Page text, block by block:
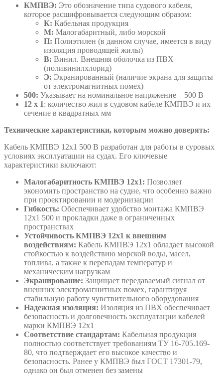
КМПВЭ: Это обозначение типа судового кабеля,
которое расшифровывается следующим образом:
К: Кабельная продукция
М: Малогабаритный, либо морской
П: Полиэтилен (в данном случае, имеется в виду
изоляция проводящей жилы)
В: Винил. Внешняя оболочка из ПВХ
(поливинилхлорид)
Э: Экранированный (наличие экрана для защиты
от электромагнитных помех)
500: Указывает на номинальное напряжение – 500 В
12 х 1: количество жил в судовом кабеле КМПВЭ и их
сечение в квадратных мм
Технические характеристики, которым можно доверять:
Кабель КМПВЭ 12х1 500 В разработан для работы в суровых
условиях эксплуатации на судах. Его ключевые
характеристики включают:
Малогабаритность КМПВЭ 12х1: Позволяет
экономить пространство на судне, что особенно важно
при проектировании и модернизации
Гибкость: Обеспечивает удобство монтажа КМПВЭ
12х1 500 и прокладки даже в ограниченных
пространствах
Устойчивость КМПВЭ 12х1 к внешним
воздействиям: Кабель КМПВЭ 12х1 обладает высокой
стойкостью к воздействию морской воды, масел,
топлива, а также к перепадам температур и
механическим нагрузкам
Экранирование: Защищает передаваемый сигнал от
внешних электромагнитных помех, гарантируя
стабильную работу чувствительного оборудования
Надежная изоляция: Изоляция из ПВХ обеспечивает
безопасность и долговечность эксплуатации кабелей
марки КМПВЭ 12х1
Соответствие стандартам: Кабельная продукция
полностью соответствует требованиям ТУ 16-705.169-
80, что подтверждает его высокое качество и
безопасность. Ранее у КМПВЭ был ГОСТ 17301-79,
однако он был отменен без замены